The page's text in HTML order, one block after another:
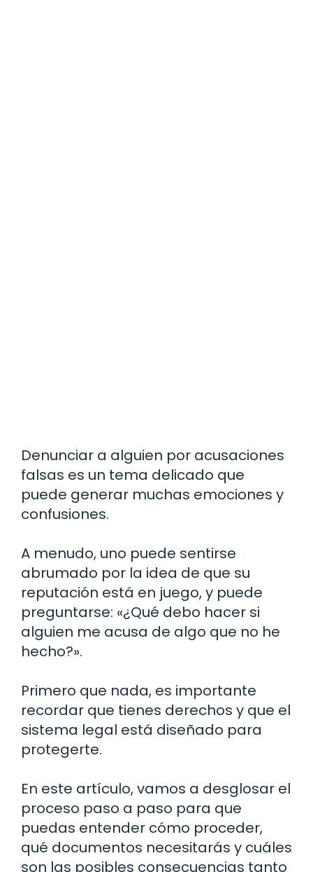
Denunciar a alguien por acusaciones
falsas es un tema delicado que
puede generar muchas emociones y
confusiones.
A menudo, uno puede sentirse
abrumado por la idea de que su
reputación está en juego, y puede
preguntarse: «¿Qué debo hacer si
alguien me acusa de algo que no he
hecho?».
Primero que nada, es importante
recordar que tienes derechos y que el
sistema legal está diseñado para
protegerte.
En este artículo, vamos a desglosar el
proceso paso a paso para que
puedas entender cómo proceder,
qué documentos necesitarás y cuáles
son las posibles consecuencias tanto